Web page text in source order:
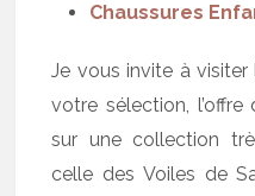
Chaussures
Je vous invite à visiter
votre sélection,
sur une collection
celle des Voiles de